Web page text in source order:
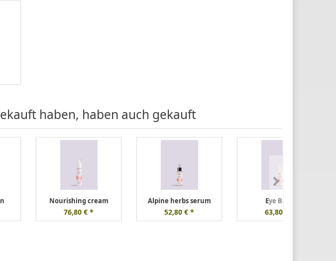
haben, haben auch gekauft
Nourishing cream
76,80 € *
Alpine herbs serum
52,80 € *
Eye Balm
63,80 € *